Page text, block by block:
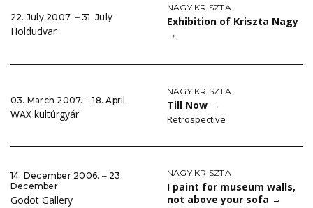
22. July 2007. ‒ 31. July
Holdudvar
NAGY KRISZTA
Exhibition of Kriszta Nagy
→
03. March 2007. ‒ 18. April
WAX kultúrgyár
NAGY KRISZTA
Till Now →
Retrospective
14. December 2006. ‒ 23.
December
Godot Gallery
NAGY KRISZTA
I paint for museum walls,
not above your sofa →